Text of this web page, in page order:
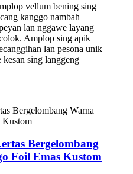
vellum bening sing
kanggo nambah
lan nggawe layang
Amplop sing apik
lan pesona unik
sing langgeng
Bergelombang
Foil Emas Kustom